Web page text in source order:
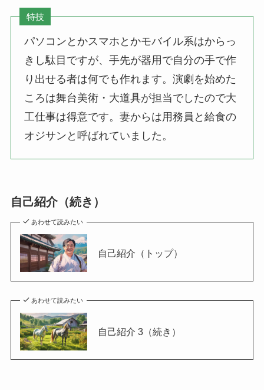
特技
パソコンとかスマホとかモバイル系はからっ
きし駄目ですが、手先が器用で自分の手で作
り出せる者は何でも作れます。演劇を始めた
ころは舞台美術・大道具が担当でしたので大
工仕事は得意です。妻からは用務員と給食の
オジサンと呼ばれていました。
自己紹介（続き）
あわせて読みたい
自己紹介（トップ）
あわせて読みたい
自己紹介 3（続き）